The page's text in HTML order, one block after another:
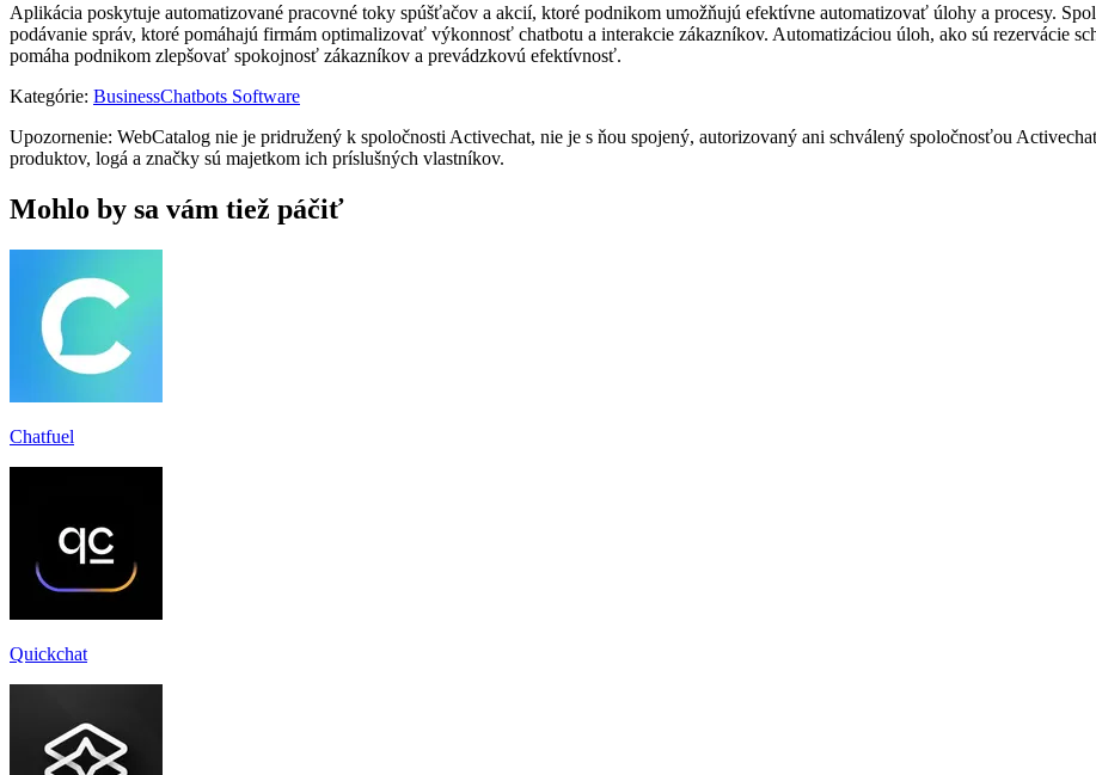
Aplikácia poskytuje automatizované pracovné toky spúšťačov a akcií, ktoré podnikom umožňujú efektívne automatizovať úlohy a procesy.
podávanie správ, ktoré pomáhajú firmám optimalizovať výkonnosť chatbotu a interakcie zákazníkov. Automatizáciou úloh, ako sú rezervácie
pomáha podnikom zlepšovať spokojnosť zákazníkov a prevádzkovú efektívnosť.
Kategórie: BusinessChatbots Software
Upozornenie: WebCatalog nie je pridružený k spoločnosti Activechat, nie je s ňou spojený, autorizovaný ani schválený spoločnosťou
produktov, logá a značky sú majetkom ich príslušných vlastníkov.
Mohlo by sa vám tiež páčiť
Chatfuel
Quickchat